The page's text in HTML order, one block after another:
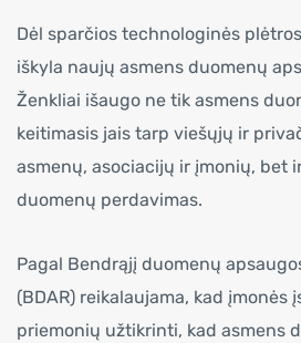
Dėl sparčios technologinės
iškyla naujų asmens duomenų
Ženkliai išaugo ne tik asmens
keitimasis jais tarp viešųjų ir
asmenų, asociacijų ir įmonių, bet
duomenų perdavimas.
Pagal Bendrąjį duomenų
(BDAR) reikalaujama, kad įmonės
priemonių užtikrinti, kad asmens